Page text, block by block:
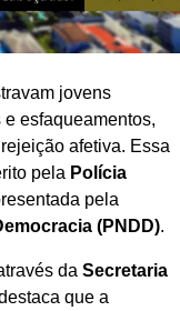
jovens
esfaqueamentos,
afetiva. Essa
pela Polícia
pela
(PNDD).
da Secretaria
que a